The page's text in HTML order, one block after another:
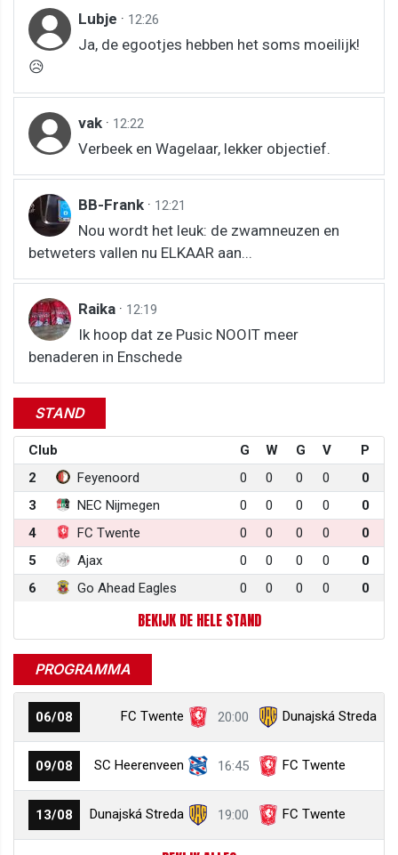
Lubje · 12:26
Ja, de egootjes hebben het soms moeilijk!
😥
vak · 12:22
Verbeek en Wagelaar, lekker objectief.
BB-Frank · 12:21
Nou wordt het leuk: de zwamneuzen en
betweters vallen nu ELKAAR aan...
Raika · 12:19
Ik hoop dat ze Pusic NOOIT meer
benaderen in Enschede
STAND
Club G W G V
P
2
Feyenoord 0 0 0 0
0
3
NEC Nijmegen 0 0 0 0
0
4
FC Twente 0 0 0 0
0
5
Ajax 0 0 0 0
0
6
Go Ahead Eagles 0 0 0 0 0
BEKIJK DE HELE STAND
PROGRAMMA
06/08 FC Twente 20:00 Dunajská Streda
09/08 SC Heerenveen 16:45 FC Twente
13/08 Dunajská Streda 19:00 FC Twente